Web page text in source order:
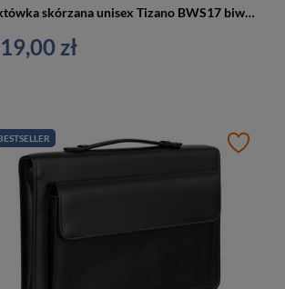
Aktówka skórzana unisex Tizano BWS17 biwuar na dokumenty A4 czarna
zł